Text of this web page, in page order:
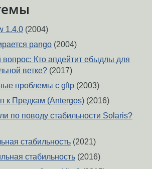
1.4.0 (2004)
pango (2004)
вопрос: Кто апдейтит ебыдлы для
ветке? (2017)
проблемы с gftp (2003)
к Предкам (Antergos) (2016)
по поводу стабильности Solaris?
стабильность (2021)
стабильность (2016)